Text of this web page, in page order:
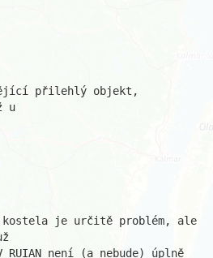
přilehlý objekt,
u
kostela je určitě problém, ale
RUIAN není (a nebude) úplně